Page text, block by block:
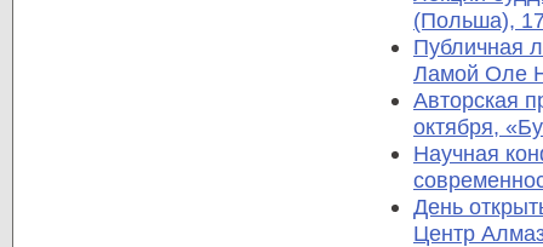
(Польша),
Публичная
Ламой Оле
Авторская
октября,
Научная
День
Центр